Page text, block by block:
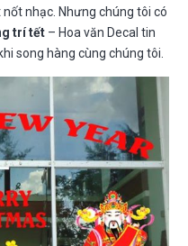
nhạc. Nhưng chúng tôi có
trí tết – Hoa văn Decal tin
song hàng cùng chúng tôi.